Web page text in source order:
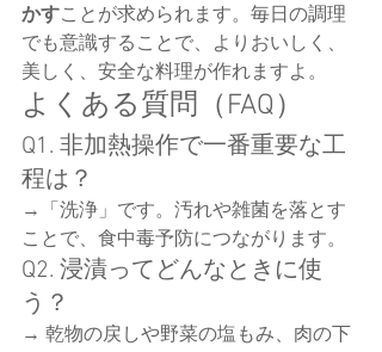
かすことが求められます。毎日の調理
でも意識することで、よりおいしく、
美しく、安全な料理が作れますよ。
よくある質問（FAQ）
Q1. 非加熱操作で一番重要な工
程は？
→「洗浄」です。汚れや雑菌を落とす
ことで、食中毒予防につながります。
Q2. 浸漬ってどんなときに使
う？
→ 乾物の戻しや野菜の塩もみ、肉の下